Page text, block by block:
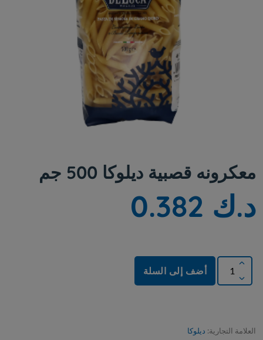
معكرونه قصبية ديلوكا 500 جم
د.ك 0.382
أضف إلى السلة
العلامة التجارية: ديلوكا